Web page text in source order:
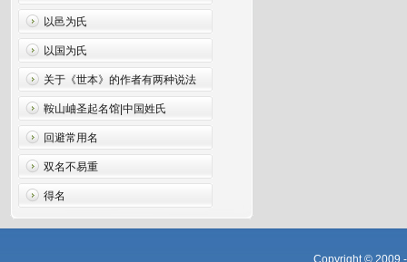
以邑为氏
以国为氏
关于《世本》的作者有两种说法
鞍山岫圣起名馆|中国姓氏
回避常用名
双名不易重
得名
Copyright © 2009